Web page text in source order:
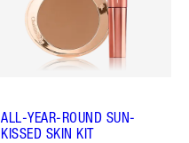
ALL-YEAR-ROUND SUN-
KISSED SKIN KIT